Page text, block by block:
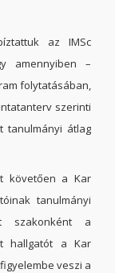
az IMSc
amennyiben –
folytatásában,
szerinti
tanulmányi átlag
a Kar
tanulmányi
szakonként a
hallgatót a Kar
veszi a